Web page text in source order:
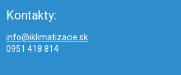
Kontakty:
info@iklimatizacie.sk
0951 418 814